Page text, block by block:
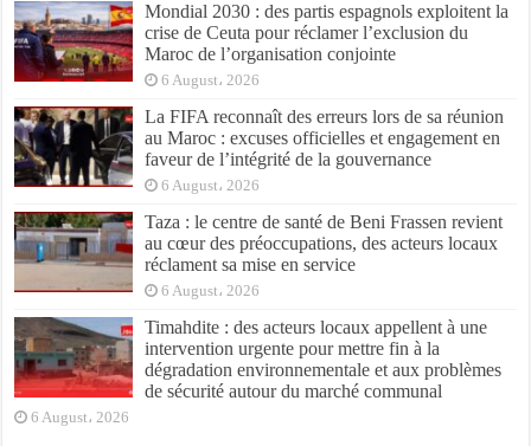
Mondial 2030 : des partis espagnols exploitent la
crise de Ceuta pour réclamer l’exclusion du
Maroc de l’organisation conjointe
6 August، 2026
La FIFA reconnaît des erreurs lors de sa réunion
au Maroc : excuses officielles et engagement en
faveur de l’intégrité de la gouvernance
6 August، 2026
Taza : le centre de santé de Beni Frassen revient
au cœur des préoccupations, des acteurs locaux
réclament sa mise en service
6 August، 2026
Timahdite : des acteurs locaux appellent à une
intervention urgente pour mettre fin à la
dégradation environnementale et aux problèmes
de sécurité autour du marché communal
6 August، 2026